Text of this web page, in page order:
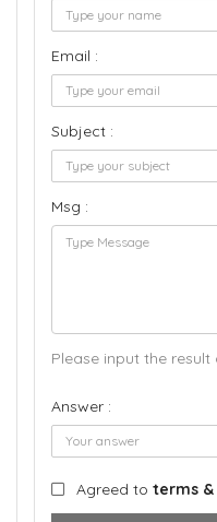
Email :
Subject :
Msg :
Please input the result
Answer :
Agreed to terms